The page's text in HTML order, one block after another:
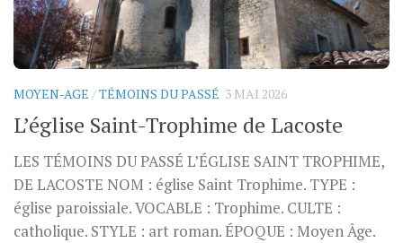
MOYEN-AGE /TÉMOINS DU PASSÉ 3 MAI 2026
L’église Saint-Trophime de Lacoste
LES TÉMOINS DU PASSÉ L’ÉGLISE SAINT TROPHIME,
DE LACOSTE NOM : église Saint Trophime. TYPE :
église paroissiale. VOCABLE : Trophime. CULTE :
catholique. STYLE : art roman. ÉPOQUE : Moyen Âge.